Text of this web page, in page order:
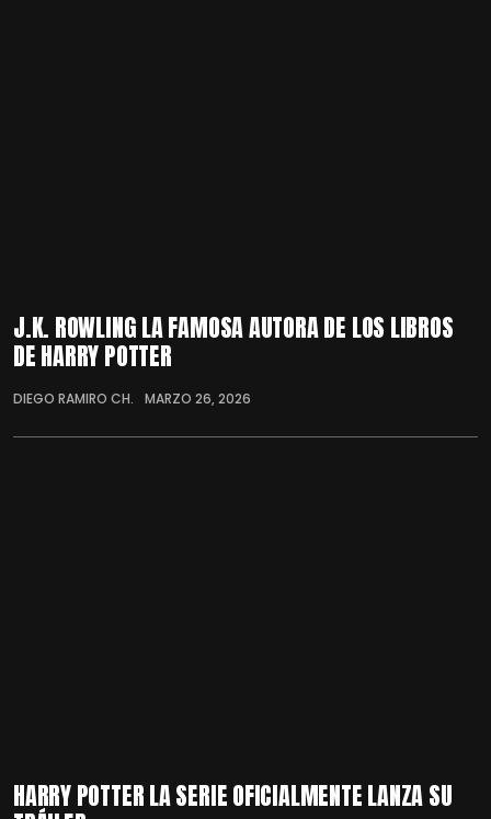
J.K. ROWLING LA FAMOSA AUTORA DE LOS LIBROS
DE HARRY POTTER
DIEGO RAMIRO CH. MARZO 26, 2026
HARRY POTTER LA SERIE OFICIALMENTE LANZA SU